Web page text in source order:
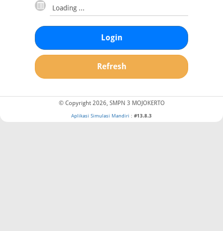
Login
Refresh
© Copyright 2026, SMPN 3 MOJOKERTO
Aplikasi Simulasi Mandiri : #13.8.3